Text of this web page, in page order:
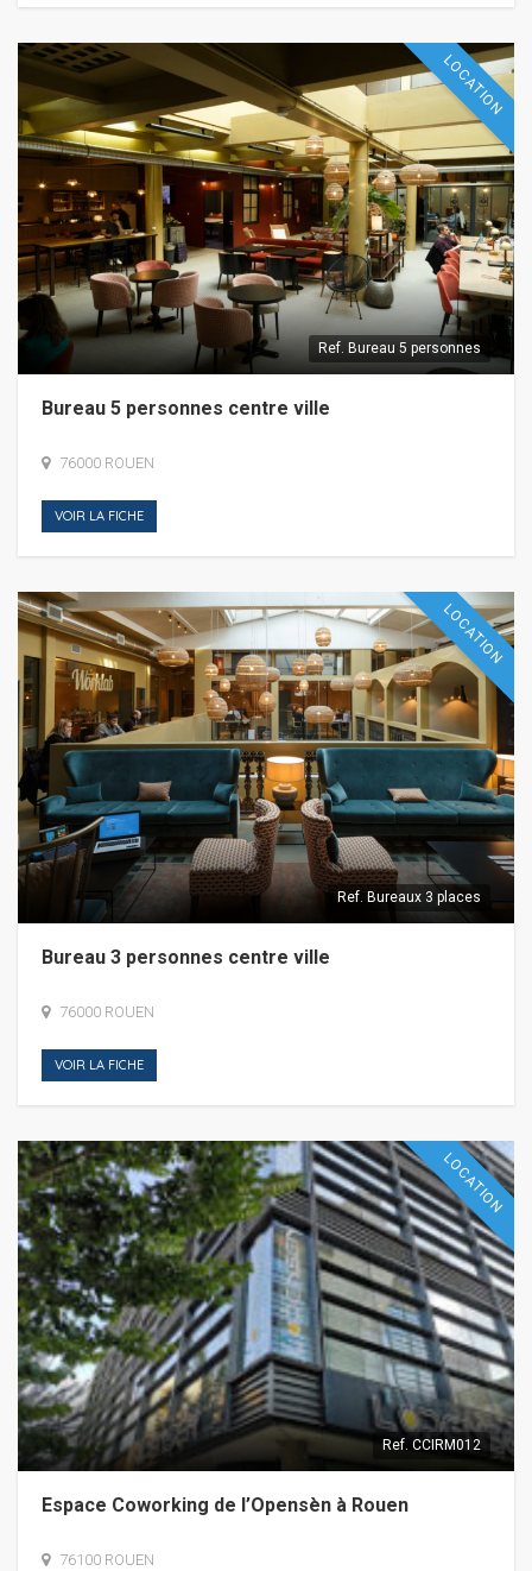
LOCATION
Ref. Bureau 5 personnes
Bureau 5 personnes centre ville
76000 ROUEN
VOIR LA FICHE
LOCATION
Ref. Bureaux 3 places
Bureau 3 personnes centre ville
76000 ROUEN
VOIR LA FICHE
LOCATION
Ref. CCIRM012
Espace Coworking de l’Opensèn à Rouen
76100 ROUEN